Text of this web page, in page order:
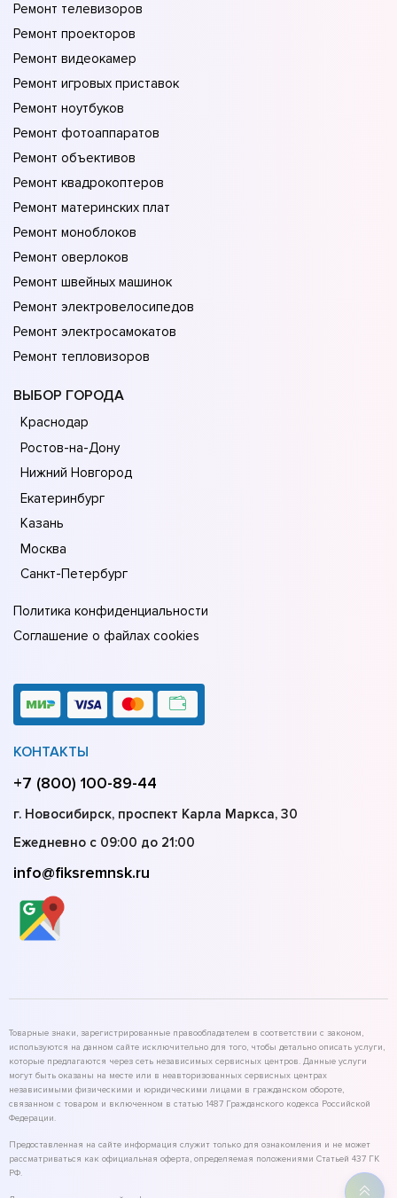
Ремонт телевизоров
Ремонт проекторов
Ремонт видеокамер
Ремонт игровых приставок
Ремонт ноутбуков
Ремонт фотоаппаратов
Ремонт объективов
Ремонт квадрокоптеров
Ремонт материнских плат
Ремонт моноблоков
Ремонт оверлоков
Ремонт швейных машинок
Ремонт электровелосипедов
Ремонт электросамокатов
Ремонт тепловизоров
ВЫБОР ГОРОДА
Краснодар
Ростов-на-Дону
Нижний Новгород
Екатеринбург
Казань
Москва
Санкт-Петербург
Политика конфиденциальности
Соглашение о файлах cookies
КОНТАКТЫ
+7 (800) 100-89-44
г. Новосибирск, проспект Карла Маркса, 30
Ежедневно с 09:00 до 21:00
info@fiksremnsk.ru
Товарные знаки, зарегистрированные правообладателем в соответствии с законом,
используются на данном сайте исключительно для того, чтобы детально описать услуги,
которые предлагаются через сеть независимых сервисных центров. Данные услуги
могут быть оказаны на месте или в неавторизованных сервисных центрах
независимыми физическими и юридическими лицами в гражданском обороте,
связанном с товаром и включенном в статью 1487 Гражданского кодекса Российской
Федерации.
Предоставленная на сайте информация служит только для ознакомления и не может
рассматриваться как официальная оферта, определяемая положениями Статьей 437 ГК
РФ.